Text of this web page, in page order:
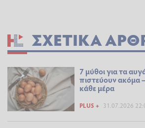
ΣΧΕΤΙΚΆ
7 μύθοι για τα
πιστεύουν ακόμα
κάθε μέρα
PLUS + 31.07.2026